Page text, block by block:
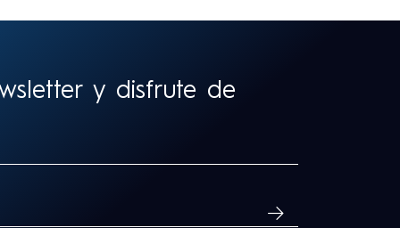
y disfrute de
SUSCRIBIRME